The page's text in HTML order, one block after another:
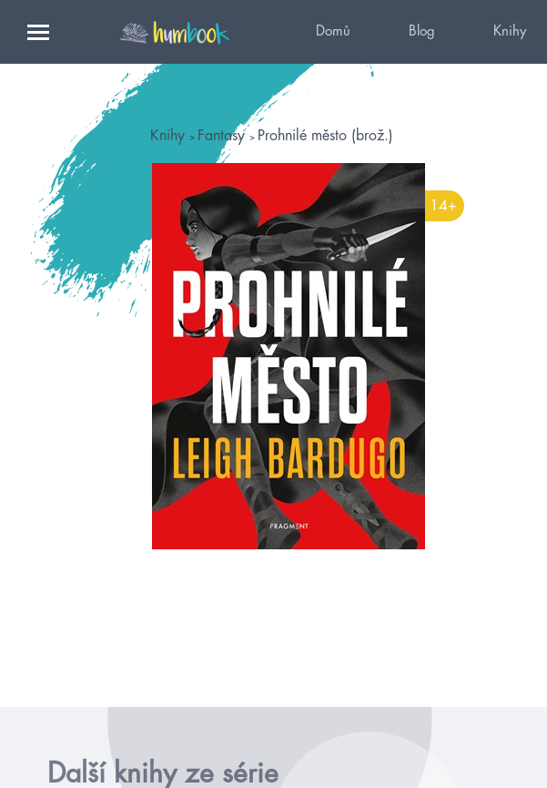
Domů Blog Knihy
Knihy Fantasy Prohnilé město (brož.)
14+
Další knihy ze série